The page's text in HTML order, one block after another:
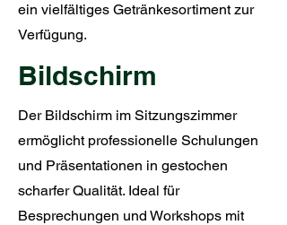
ein vielfältiges Getränkesortiment zur
Verfügung.
Bildschirm
Der Bildschirm im Sitzungszimmer
ermöglicht professionelle Schulungen
und Präsentationen in gestochen
scharfer Qualität. Ideal für
Besprechungen und Workshops mit